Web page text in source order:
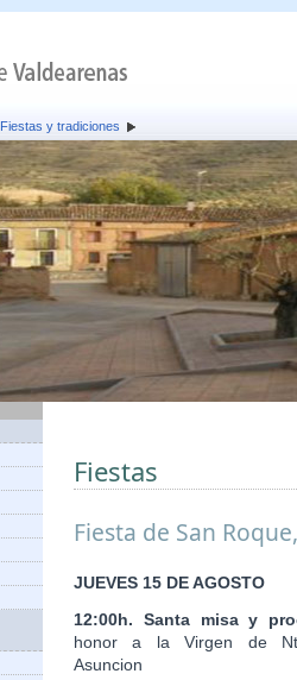
Fiestas y tradiciones
Fiestas
Fiesta de San
JUEVES 15 DE AGOSTO
12:00h. Santa misa y
honor a la Virgen de
Asuncion